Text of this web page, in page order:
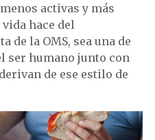
activas y más
hace del
de la OMS, sea una de
ser humano junto con
de ese estilo de